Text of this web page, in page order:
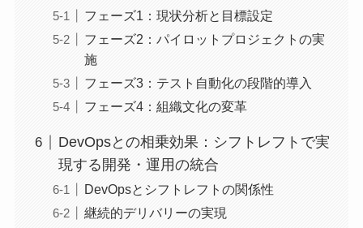
フェーズ1：現状分析と目標設定
フェーズ2：パイロットプロジェクトの実
施
フェーズ3：テスト自動化の段階的導入
フェーズ4：組織文化の変革
DevOpsとの相乗効果：シフトレフトで実
現する開発・運用の統合
DevOpsとシフトレフトの関係性
継続的デリバリーの実現